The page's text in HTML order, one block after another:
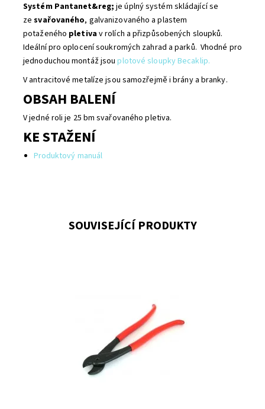
Systém Pantanet&reg; je úplný systém skládající se
ze svařovaného, galvanizovaného a plastem
potaženého pletivav rolích a přizpůsobených sloupků.
Ideální pro oplocení soukromých zahrad a parků. Vhodné pro
jednoduchou montáž jsou plotové sloupky Becaklip.
V antracitové metalíze jsou samozřejmě i brány a branky.
OBSAH BALENÍ
V jedné roli je 25 bm svařovaného pletiva.
KE STAŽENÍ
Produktový manuál
SOUVISEJÍCÍ PRODUKTY
pro plotové sloupky s "montážním nosem"
pro svařované pletiva jedná se o montážní...
Na centrálním skladě
7009667-174
Fence consulting